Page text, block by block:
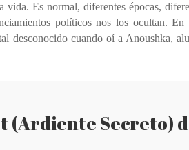
vida. Es normal, diferentes épocas,
políticos nos los ocultan.
desconocido cuando oí a Anoushka,
(Ardiente Secreto)